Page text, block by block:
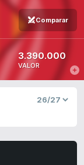
Comparar
3.390.000
VALOR